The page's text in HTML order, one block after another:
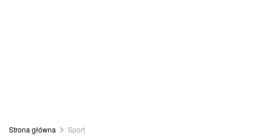
Strona główna Sport